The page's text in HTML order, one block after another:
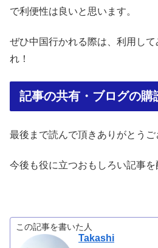
で利便性は良いと思います。
ぜひ中国行かれる際は、利用し
れ！
記事の共有・ブログの購
最後まで読んで頂きありがとうご
今後も役に立つおもしろい記事
この記事を書いた人
Takashi